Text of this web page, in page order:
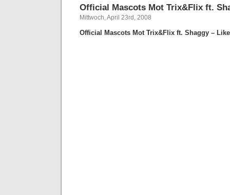
Official Mascots Mot Trix&Flix ft.
Mittwoch, April 23rd, 2008
Official Mascots Mot Trix&Flix ft. Shaggy –